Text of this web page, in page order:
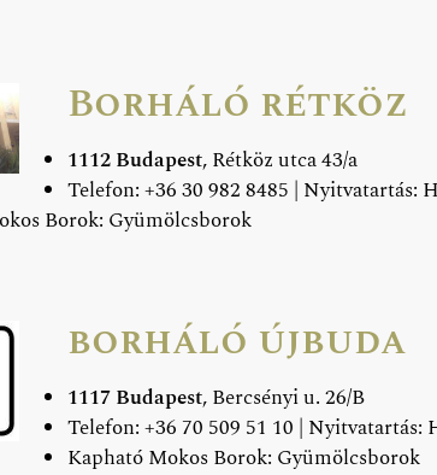
Borháló rétköz
1112 Budapest, Rétköz utca 43/a
Telefon: +36 30 982 8485 | Nyitvatartás:
Borok: Gyümölcsborok
borháló újbuda
1117 Budapest, Bercsényi u. 26/B
Telefon: +36 70 509 51 10 | Nyitvatartás:
Kapható Mokos Borok: Gyümölcsborok